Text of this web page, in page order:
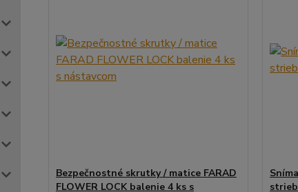
Bezpečnostné skrutky / matice FARAD
FLOWER LOCK balenie 4 ks s